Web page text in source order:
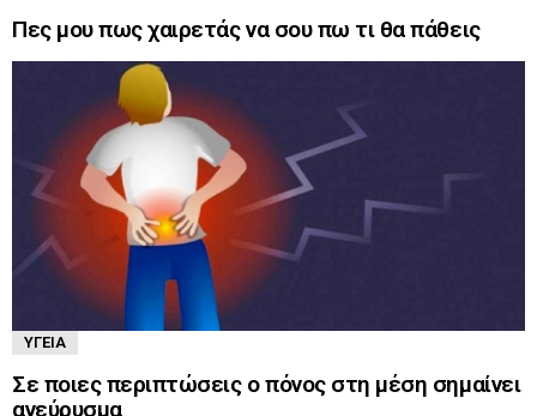
Πες μου πως χαιρετάς να σου πω τι θα πάθεις
ΥΓΕΊΑ
Σε ποιες περιπτώσεις ο πόνος στη μέση σημαίνει